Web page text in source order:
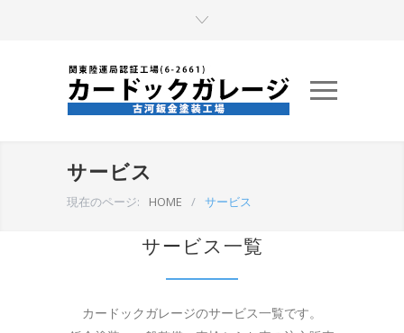
サービス
現在のページ: HOME / サービス
サービス一覧
カードックガレージのサービス一覧です。